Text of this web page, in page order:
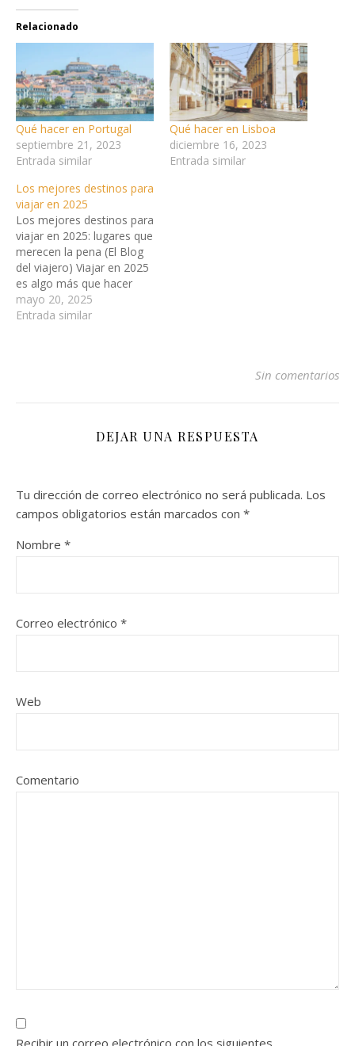
Relacionado
Qué hacer en Portugal
septiembre 21, 2023
Entrada similar
Qué hacer en Lisboa
diciembre 16, 2023
Entrada similar
Los mejores destinos para
viajar en 2025
Los mejores destinos para
viajar en 2025: lugares que
merecen la pena (El Blog
del viajero) Viajar en 2025
es algo más que hacer
turismo. Después de años
de cambios y
mayo 20, 2025
Entrada similar
Sin comentarios
DEJAR UNA RESPUESTA
Tu dirección de correo electrónico no será publicada. Los
campos obligatorios están marcados con *
Nombre *
Correo electrónico *
Web
Comentario